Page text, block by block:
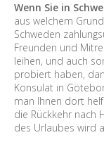
Wenn Sie in
aus welchem
Schweden
Freunden und
leihen, und auch
probiert haben,
Konsulat in
man Ihnen dort
die Rückkehr nach
des Urlaubes wird